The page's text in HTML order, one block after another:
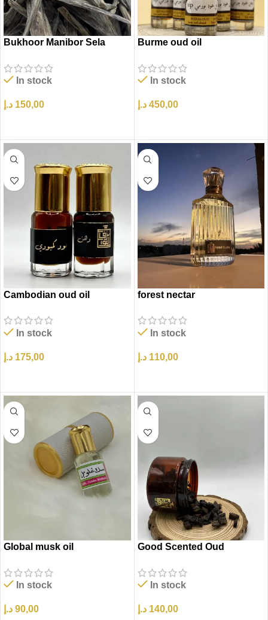
Bukhoor Manibor Sela
In stock
150,00 د.إ
Burme oud oil
In stock
450,00 د.إ
Cambodian oud oil
In stock
175,00 د.إ
forest nectar
In stock
110,00 د.إ
Global musk oil
In stock
90,00 د.إ
Good Scented Oud
In stock
140,00 د.إ